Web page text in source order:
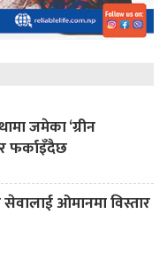
जमेका ‘ग्रीन
फर्काइँदैछ
ओमानमा विस्तार